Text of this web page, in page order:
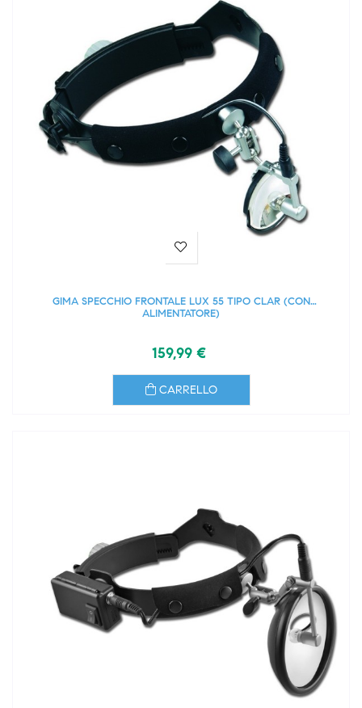
GIMA SPECCHIO FRONTALE LUX 55 TIPO CLAR (CON
ALIMENTATORE)
159,99 €
CARRELLO